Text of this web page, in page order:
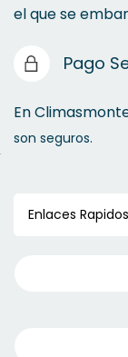
el que se
Pago
En
son seguros.
Enlaces Rapidos